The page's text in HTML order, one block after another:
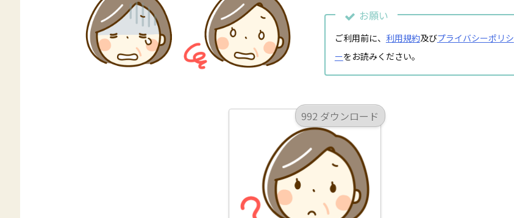
お願い
ご利用前に、 利用規約及びプライバシーポリシ
ーをお読みください。
992 ダウンロード